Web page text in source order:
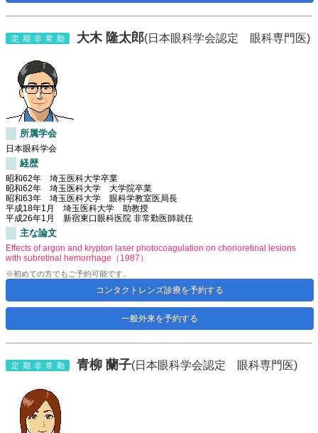
定期非常勤 大木 隆太郎(日本眼科学会認定 眼科専門医)
所属学会
日本眼科学会
経歴
昭和62年 埼玉医科大学卒業
昭和62年 埼玉医科大学 大学院卒業
昭和63年 埼玉医科大学 眼科学教室医局長
平成18年1月 埼玉医科大学 助教授
平成26年1月 新宿東口眼科医院 非常勤医師就任
主な論文
Effects of argon and krypton laser photocoagulation on chorioretinal lesions
with subretinal hemorrhage（1987）
※初めての方でもご予約可能です。
コンタクトレンズ診療を予約する
一般外来を予約する
定期非常勤 青柳 蘭子(日本眼科学会認定 眼科専門医)